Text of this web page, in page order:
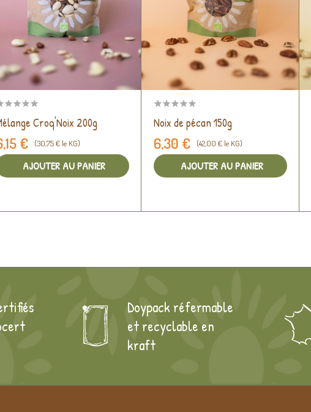
Croq'Noix 200g
€ (30,75 € le KG)
AJOUTER AU PANIER
Noix de pécan 150g
6,30 € (42,00 € le KG)
AJOUTER AU PANIER
Doypack réfermable
et recyclable en
kraft